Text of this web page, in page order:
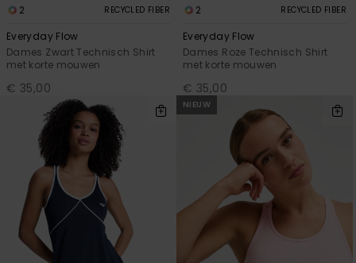
2 RECYCLED FIBER
Everyday Flow
Dames Zwart Technisch Shirt
met korte mouwen
€ 35,00
2 RECYCLED FIBER
Everyday Flow
Dames Roze Technisch Shirt
met korte mouwen
€ 35,00
NIEUW